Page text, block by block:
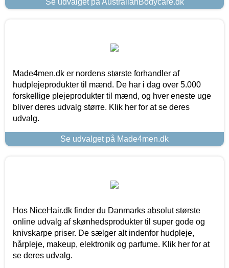
Made4men.dk er nordens største forhandler af
hudplejeprodukter til mænd. De har i dag over 5.000
forskellige plejeprodukter til mænd, og hver eneste uge
bliver deres udvalg større. Klik her for at se deres
udvalg.
Se udvalget på Made4men.dk
Hos NiceHair.dk finder du Danmarks absolut største
online udvalg af skønhedsprodukter til super gode og
knivskarpe priser. De sælger alt indenfor hudpleje,
hårpleje, makeup, elektronik og parfume. Klik her for at
se deres udvalg.